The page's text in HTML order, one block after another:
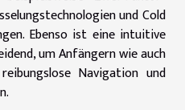
und Cold
Ebenso ist eine intuitive
um Anfängern wie auch
Navigation und